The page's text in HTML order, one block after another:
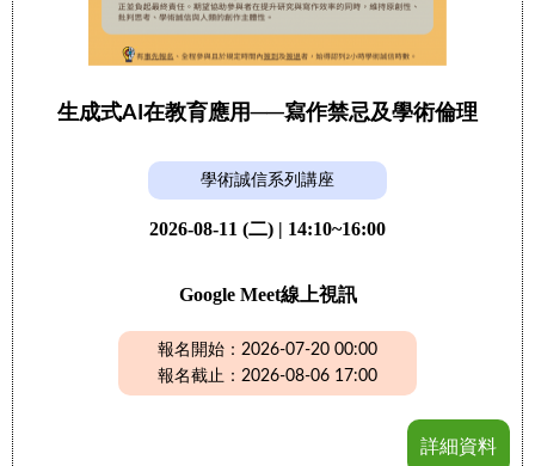
生成式AI在教育應用──寫作禁忌及學術倫理
學術誠信系列講座
2026-08-11 (二) | 14:10~16:00
Google Meet線上視訊
報名開始：2026-07-20 00:00
報名截止：2026-08-06 17:00
詳細資料